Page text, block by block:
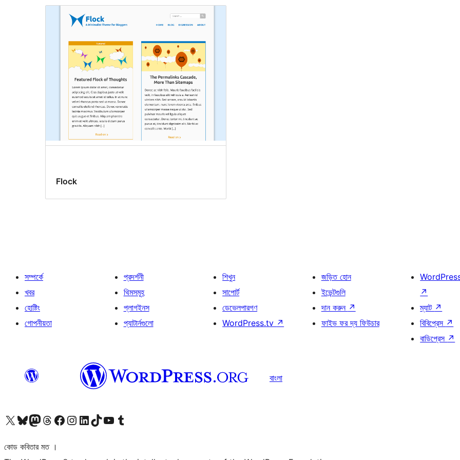
Flock
সম্পর্কে
খবর
হোষ্টিং
গোপনীয়তা
প্রদর্শনী
থিমসমূহ
প্লাগইনস
প্যাটার্নগুলো
শিখুন
সাপোর্ট
ডেভেলপারগণ
WordPress.tv ↗
জড়িত হোন
ইভেন্টগুলি
দান করুন ↗
ফাইভ ফর দ্য ফিউচার
↗
ম্যাট ↗
বিবিপ্রেস ↗
বাডিপ্রেস ↗
বাংলা
আমাদের X (আগের টুইটার) অ্যাকাউন্টে যানআমাদের Bluesky অ্যাকাউন্টটি দেখুনআমাদের মাস্টোডন অ্যাকাউন্টটি দেখুনআমাদের থ্রেডস অ্যাকাউন্টটি দেখুনআমাদের ফেসবুক পেজ দেখুনআমাদের ইন্সটাগ্রাম অ্যাকাউন্ট দেখুনআমাদের লিঙ্কডইন অ্যাকাউন্টে যানআমাদের TikTok অ্যাকাউন্টটি দেখুনআমাদের ইউটিউব চ্যানেলে যান আমাদের টাম্বলার অ্যাকাউন্ট দেখুন
কোড কবিতার মত ।